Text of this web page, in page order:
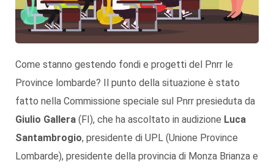
Come stanno gestendo fondi e progetti del Pnrr le
Province lombarde? Il punto della situazione è stato
fatto nella Commissione speciale sul Pnrr presieduta da
Giulio Gallera (FI), che ha ascoltato in audizione Luca
Santambrogio, presidente di UPL (Unione Province
Lombarde), presidente della provincia di Monza Brianza e